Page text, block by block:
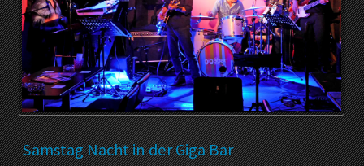
Samstag Nacht in der Giga Bar